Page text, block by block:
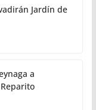
Jardín de
a